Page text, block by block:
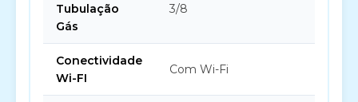
Tubulação
Gás
3/8
Conectividade
Wi-FI
Com Wi-Fi